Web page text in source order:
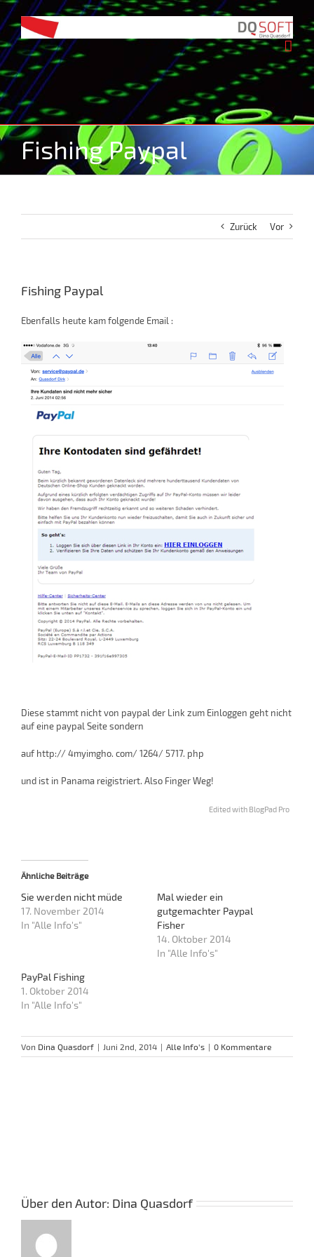
Zum
Inhalt
springen
Fishing Paypal
Zurück Vor
Fishing Paypal
Ebenfalls heute kam folgende Email :
Diese stammt nicht von paypal der Link zum Einloggen geht nicht
auf eine paypal Seite sondern
auf http:// 4myimgho. com/ 1264/ 5717. php
und ist in Panama reigistriert. Also Finger Weg!
Edited with BlogPad Pro
Ähnliche Beiträge
Sie werden nicht müde
17. November 2014
In "Alle Info's"
Mal wieder ein
gutgemachter Paypal
Fisher
14. Oktober 2014
In "Alle Info's"
PayPal Fishing
1. Oktober 2014
In "Alle Info's"
Von Dina Quasdorf | Juni 2nd, 2014 | Alle Info's | 0 Kommentare
Über den Autor: Dina Quasdorf